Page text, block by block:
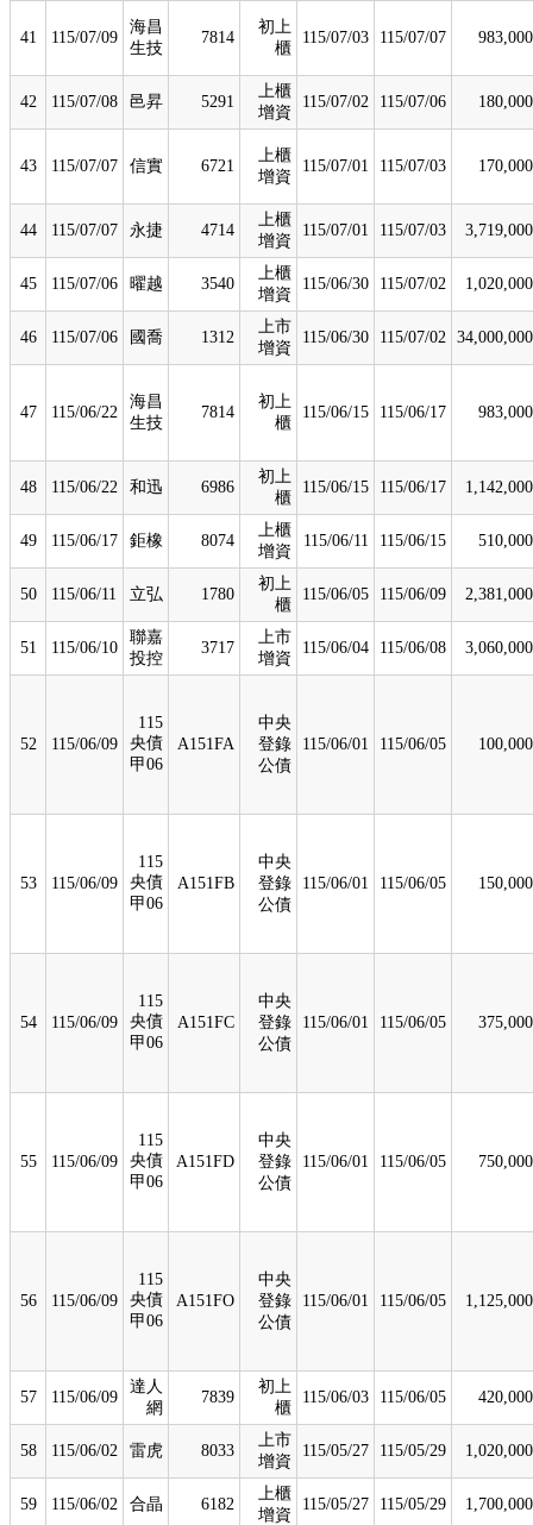
41 115/07/09
海昌
生技
7814
初上
櫃
115/07/03 115/07/07 983,000
42 115/07/08 邑昇 5291
上櫃
增資
115/07/02 115/07/06 180,000
43 115/07/07 信實 6721
上櫃
增資
115/07/01 115/07/03 170,000
44 115/07/07 永捷 4714
上櫃
增資
115/07/01 115/07/03 3,719,000
45 115/07/06 曜越 3540
上櫃
增資
115/06/30 115/07/02 1,020,000
46 115/07/06 國喬 1312
上市
增資
115/06/30 115/07/02 34,000,000
47 115/06/22
海昌
生技
7814
初上
櫃
115/06/15 115/06/17 983,000
48 115/06/22 和迅 6986
初上
櫃
115/06/15 115/06/17 1,142,000
49 115/06/17 鉅橡 8074
上櫃
增資
115/06/11 115/06/15 510,000
50 115/06/11 立弘 1780
初上
櫃
115/06/05 115/06/09 2,381,000
51 115/06/10
聯嘉
投控
3717
上市
增資
115/06/04 115/06/08 3,060,000
52 115/06/09
115
央債
甲06
A151FA
中央
登錄
公債
115/06/01 115/06/05 100,000
53 115/06/09
115
央債
甲06
A151FB
中央
登錄
公債
115/06/01 115/06/05 150,000
54 115/06/09
115
央債
甲06
A151FC
中央
登錄
公債
115/06/01 115/06/05 375,000
55 115/06/09
115
央債
甲06
A151FD
中央
登錄
公債
115/06/01 115/06/05 750,000
56 115/06/09
115
央債
甲06
A151FO
中央
登錄
公債
115/06/01 115/06/05 1,125,000
57 115/06/09
達人
網
7839
初上
櫃
115/06/03 115/06/05 420,000
58 115/06/02 雷虎 8033
上市
增資
115/05/27 115/05/29 1,020,000
59 115/06/02 合晶 6182
上櫃
增資
115/05/27 115/05/29 1,700,000